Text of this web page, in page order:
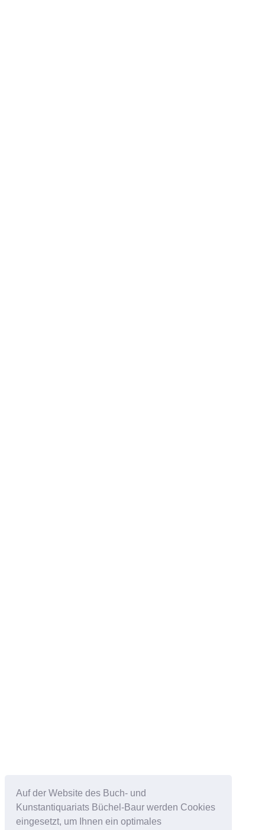
Auf der Website des Buch- und
Kunstantiquariats Büchel-Baur werden Cookies
eingesetzt, um Ihnen ein optimales